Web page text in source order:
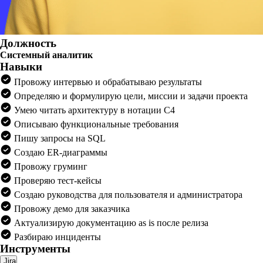
Должность
Системный аналитик
Навыки
Провожу интервью и обрабатываю результаты
Определяю и формулирую цели, миссии и задачи проекта
Умею читать архитектуру в нотации C4
Описываю функциональные требования
Пишу запросы на SQL
Создаю ER-диаграммы
Провожу груминг
Проверяю тест-кейсы
Создаю руководства для пользователя и администратора
Провожу демо для заказчика
Актуализирую документацию as is после релиза
Разбираю инциденты
Инструменты
Jira